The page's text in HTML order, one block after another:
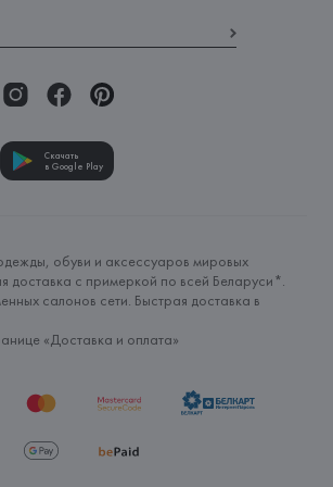
Скачать
в Google Play
обуви и аксессуаров мировых
доставка с примеркой по всей Беларуси*.
салонов сети. Быстрая доставка в
«Доставка и оплата»